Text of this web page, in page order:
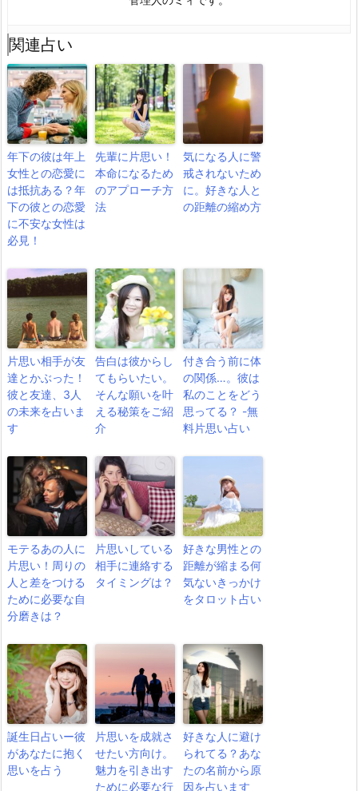
関連占い
年下の彼は年上
女性との恋愛に
は抵抗ある？年
下の彼との恋愛
に不安な女性は
必見！
先輩に片思い！
本命になるため
のアプローチ方
法
気になる人に警
戒されないため
に。好きな人と
の距離の縮め方
片思い相手が友
達とかぶった！
彼と友達、3人
の未来を占いま
す
告白は彼からし
てもらいたい。
そんな願いを叶
える秘策をご紹
介
付き合う前に体
の関係…。彼は
私のことをどう
思ってる？ -無
料片思い占い
モテるあの人に
片思い！周りの
人と差をつける
ために必要な自
分磨きは？
片思いしている
相手に連絡する
タイミングは？
好きな男性との
距離が縮まる何
気ないきっかけ
をタロット占い
誕生日占いー彼
があなたに抱く
思いを占う
片思いを成就さ
せたい方向け。
魅力を引き出す
ために必要な行
好きな人に避け
られてる？あな
たの名前から原
因を占います